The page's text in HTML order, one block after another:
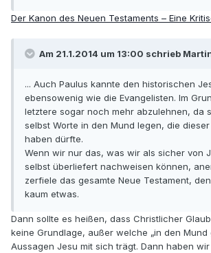
Der Kanon des Neuen Testaments – Eine
Am 21.1.2014 um 13:00 schrieb
... Auch Paulus kannte den historischen
ebensowenig wie die Evangelisten. Im
letztere sogar noch mehr abzulehnen, da
selbst Worte in den Mund legen, die
haben dürfte.
Wenn wir nur das, was wir als sicher von
selbst überliefert nachweisen können,
zerfiele das gesamte Neue Testament,
kaum etwas.
Dann sollte es heißen, dass Christlicher
keine Grundlage, außer welche „in den Mund
Aussagen Jesu mit sich trägt. Dann haben